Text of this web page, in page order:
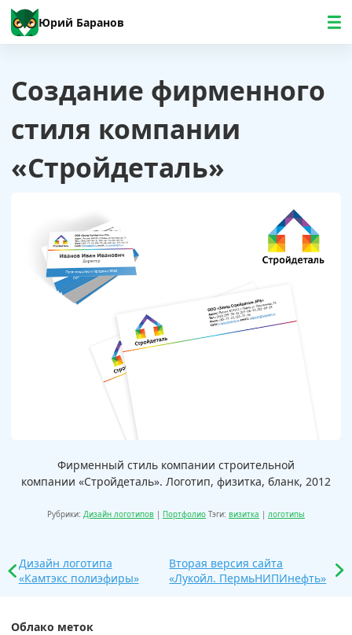
Юрий Баранов
Создание фирменного
стиля компании
«Стройдеталь»
Фирменный стиль компании строительной
компании «Стройдеталь». Логотип, физитка, бланк, 2012
Рубрики: Дизайн логотипов | Портфолио Тэги: визитка | логотипы
Дизайн логотипа
«Камтэкс полиэфиры»
Вторая версия сайта
«Лукойл. ПермьНИПИнефть»
Облако меток